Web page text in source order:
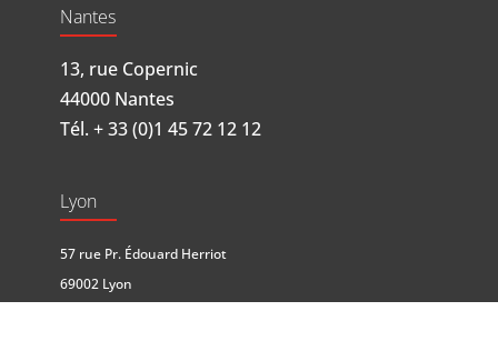
Nantes
13, rue Copernic
44000 Nantes
Tél. + 33 (0)1 45 72 12 12
Lyon
57 rue Pr. Édouard Herriot
69002 Lyon